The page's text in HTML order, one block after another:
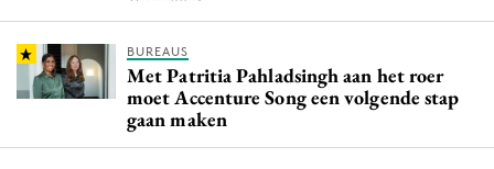
BUREAUS
Met Patritia Pahladsingh aan het roer
moet Accenture Song een volgende stap
gaan maken